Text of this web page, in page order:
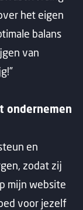
het eigen
balans
van
ondernemen
en
zodat zij
mijn website
voor jezelf